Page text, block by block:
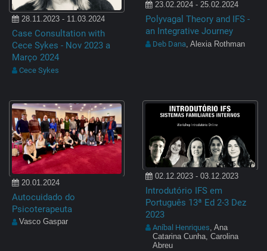
28.11.2023 - 11.03.2024
Case Consultation with
Cece Sykes - Nov 2023 a
Março 2024
Cece Sykes
23.02.2024 - 25.02.2024
Polyvagal Theory and IFS -
an Integrative Journey
Deb Dana, Alexia Rothman
20.01.2024
Autocuidado do
Psicoterapeuta
Vasco Gaspar
02.12.2023 - 03.12.2023
Introdutório IFS em
Português 13ª Ed 2-3 Dez
2023
Aníbal Henriques, Ana
Catarina Cunha, Carolina
Abreu